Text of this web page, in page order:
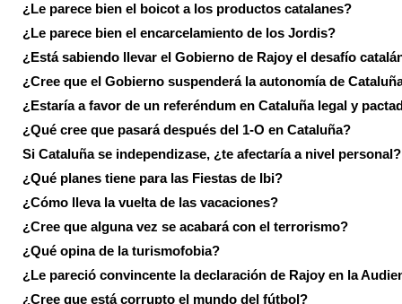
¿Le parece bien el boicot a los productos catalanes?
¿Le parece bien el encarcelamiento de los Jordis?
¿Está sabiendo llevar el Gobierno de Rajoy el desafío
¿Cree que el Gobierno suspenderá la autonomía de
¿Estaría a favor de un referéndum en Cataluña legal y
¿Qué cree que pasará después del 1-O en Cataluña?
Si Cataluña se independizase, ¿te afectaría a nivel personal?
¿Qué planes tiene para las Fiestas de Ibi?
¿Cómo lleva la vuelta de las vacaciones?
¿Cree que alguna vez se acabará con el terrorismo?
¿Qué opina de la turismofobia?
¿Le pareció convincente la declaración de Rajoy en la
¿Cree que está corrupto el mundo del fútbol?